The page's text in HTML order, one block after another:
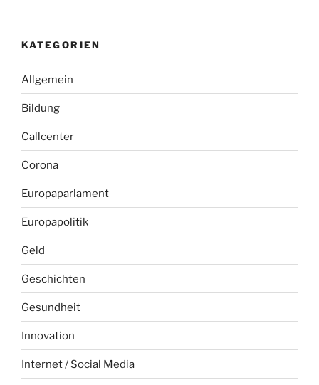
KATEGORIEN
Allgemein
Bildung
Callcenter
Corona
Europaparlament
Europapolitik
Geld
Geschichten
Gesundheit
Innovation
Internet / Social Media